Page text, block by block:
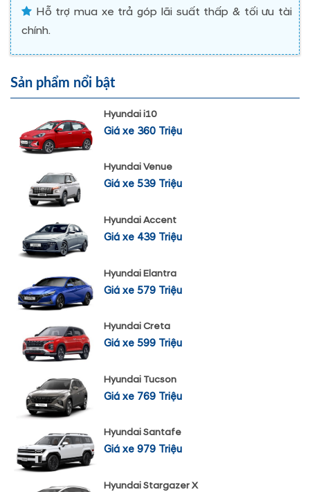
Hỗ trợ mua xe trả góp lãi suất thấp & tối ưu tài
chính.
Sản phẩm nổi bật
Hyundai i10
Giá xe 360 Triệu
Hyundai Venue
Giá xe 539 Triệu
Hyundai Accent
Giá xe 439 Triệu
Hyundai Elantra
Giá xe 579 Triệu
Hyundai Creta
Giá xe 599 Triệu
Hyundai Tucson
Giá xe 769 Triệu
Hyundai Santafe
Giá xe 979 Triệu
Hyundai Stargazer X